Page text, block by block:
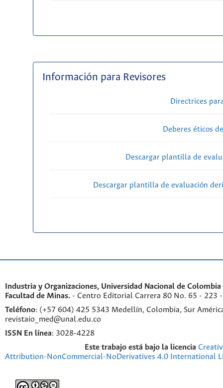
Información para Revisores
Directrices
Deberes éticos
Descargar plantilla de
Descargar plantilla de evaluación
Industria y Organizaciones, Universidad Nacional de
Facultad de Minas. - Centro Editorial Carrera 80 No. 65 -
Teléfono: (+57 604) 425 5343 Medellín, Colombia, Sur
revistaio_med@unal.edu.co
ISSN En línea: 3028-4228
Este trabajo está bajo la licencia
Attribution-NonCommercial-NoDerivatives 4.0 International